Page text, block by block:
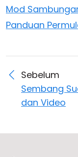
Mod
Panduan
Sebelum
Sembang
dan Video